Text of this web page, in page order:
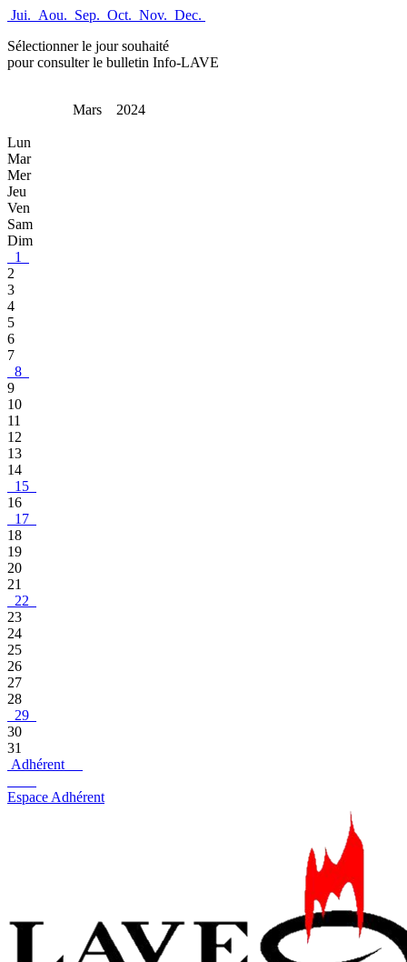
Jui. Aou. Sep. Oct. Nov. Dec.
Sélectionner le jour souhaité
pour consulter le bulletin Info-LAVE
Mars 2024
Lun
Mar
Mer
Jeu
Ven
Sam
Dim
1
2
3
4
5
6
7
8
9
10
11
12
13
14
15
16
17
18
19
20
21
22
23
24
25
26
27
28
29
30
31
Adhérent
Espace Adhérent